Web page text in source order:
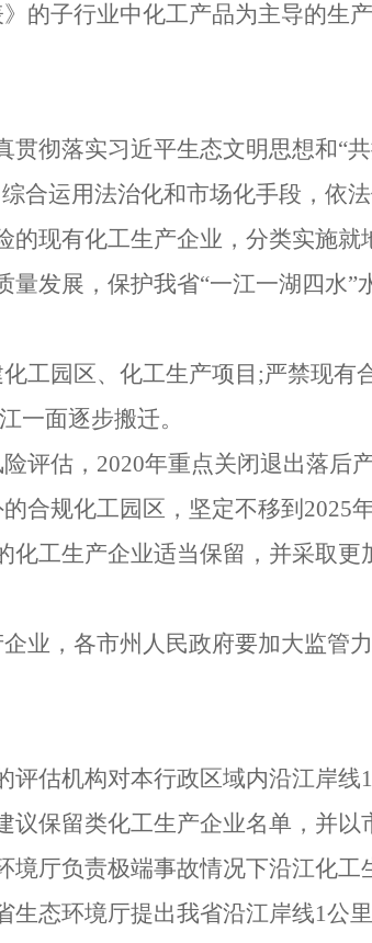
》的子行业中化工产品为主导的生
贯彻落实习近平生态文明思想和“
合运用法治化和市场化手段，依
现有化工生产企业，分类实施
量发展，保护我省“一江一湖四水”
工园区、化工生产项目 ;严禁现有
一面逐步搬迁。
评估， 2020年重点关闭退出落后
合规化工园区，坚定不移到 2025
工生产企业适当保留，并采取
业，各市州人民政府要加大监管
评估机构对本行政区域内沿江岸线1
保留类化工生产企业名单，并
厅负责极端事故情况下沿江化
生态环境厅提出我省沿江岸线1公